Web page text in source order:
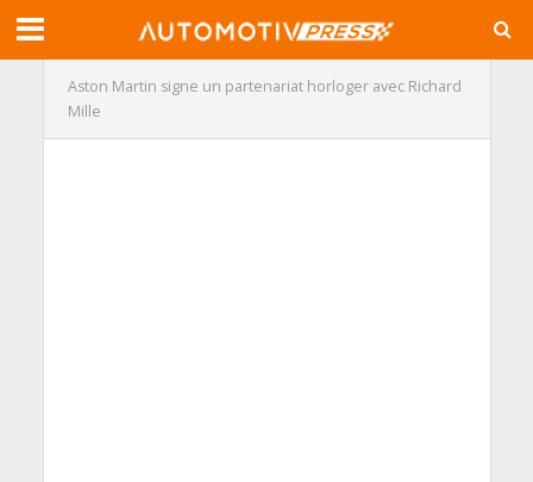
Aston Martin signe un partenariat horloger avec Richard
Mille